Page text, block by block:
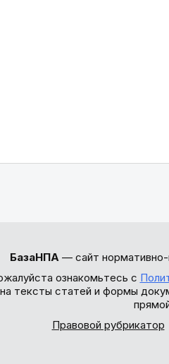
БазаНПА— сайт нормативно-
ознакомьтесь с
тексты статей и формы
Правовой рубрикатор